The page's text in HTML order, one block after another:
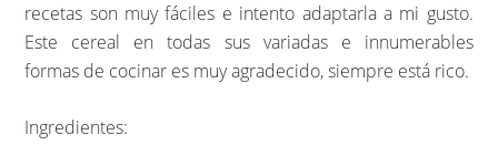
recetas son muy fáciles e intento adaptarla a mi gusto.
Este cereal en todas sus variadas e innumerables
formas de cocinar es muy agradecido, siempre está rico.
Ingredientes: